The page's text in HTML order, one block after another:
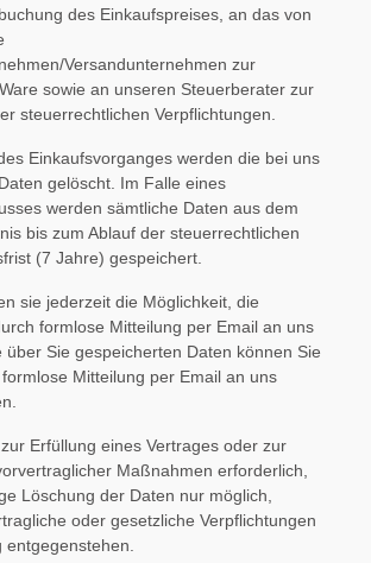
des Einkaufspreises, an das von
Versandunternehmen zur
sowie an unseren Steuerberater zur
steuerrechtlichen Verpflichtungen.
Einkaufsvorganges werden die bei uns
gelöscht. Im Falle eines
werden sämtliche Daten aus dem
bis zum Ablauf der steuerrechtlichen
(7 Jahre) gespeichert.
sie jederzeit die Möglichkeit, die
formlose Mitteilung per Email an uns
über Sie gespeicherten Daten können Sie
Mitteilung per Email an uns
Erfüllung eines Vertrages oder zur
Maßnahmen erforderlich,
Löschung der Daten nur möglich,
oder gesetzliche Verpflichtungen